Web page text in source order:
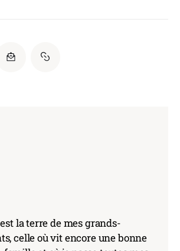
la terre de mes grands-
celle où vit encore une bonne